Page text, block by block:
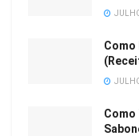
Como
Como